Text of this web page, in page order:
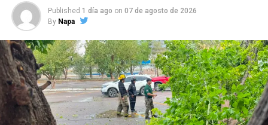
Published 1 día ago on 07 de agosto de 2026
By Napa